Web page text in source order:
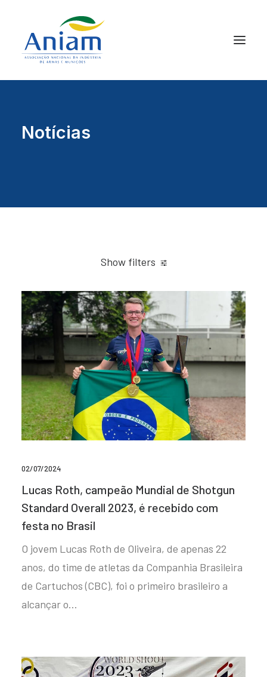
Notícias
Show filters
02/07/2024
Lucas Roth, campeão Mundial de Shotgun
Standard Overall 2023, é recebido com
festa no Brasil
O jovem Lucas Roth de Oliveira, de apenas 22
anos, do time de atletas da Companhia Brasileira
de Cartuchos (CBC), foi o primeiro brasileiro a
alcançar o…